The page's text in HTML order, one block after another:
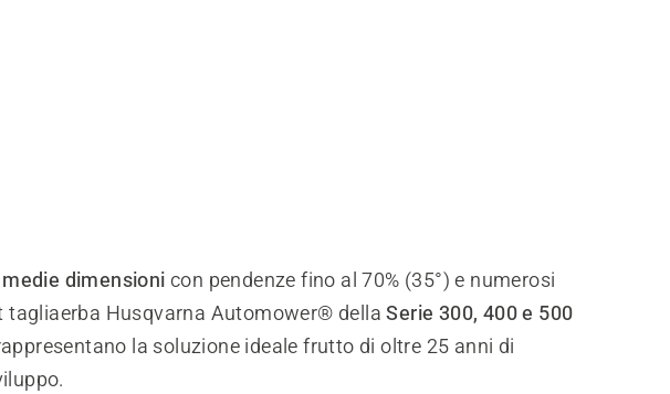
dimensioni con pendenze fino al 70% (35°) e numerosi
tagliaerba Husqvarna Automower® dellaSerie 300, 400 e 500
la soluzione ideale frutto di oltre 25 anni di